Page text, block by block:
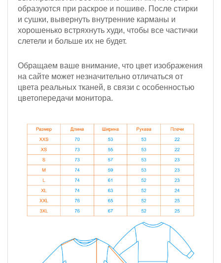
образуются при раскрое и пошиве. После стирки
и сушки, вывернуть внутренние карманы и
хорошенько встряхнуть худи, чтобы все частички
слетели и больше их не будет.
Обращаем ваше внимание, что цвет изображения
на сайте может незначительно отличаться от
цвета реальных тканей, в связи с особенностью
цветопередачи монитора.